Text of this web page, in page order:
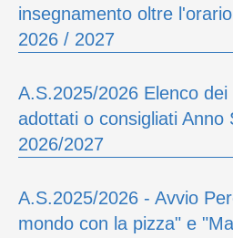
insegnamento oltre
2026 / 2027
A.S.2025/2026 Elenco
adottati o consigliati Anno
2026/2027
A.S.2025/2026 - Avvio
mondo con la pizza" e